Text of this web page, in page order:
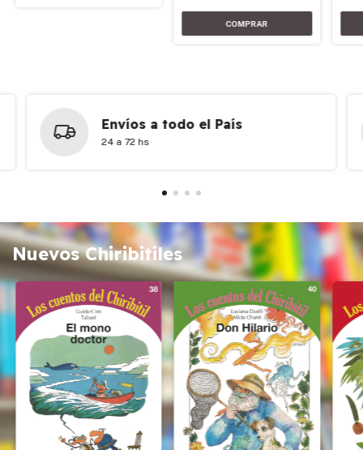
Envíos a todo el País
24 a 72 hs
Nuevos Chiribitiles